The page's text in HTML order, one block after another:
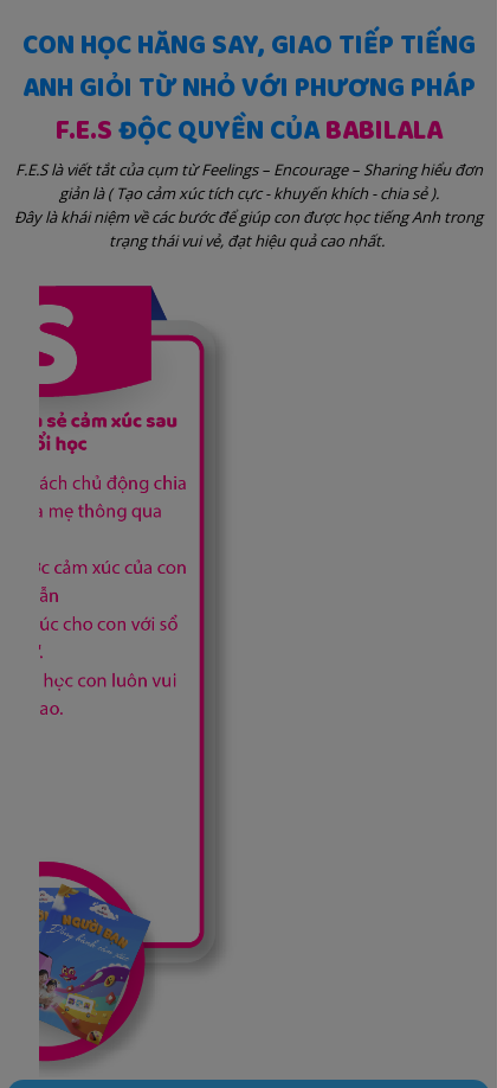
F.E.S là viết tắt của cụm từ Feelings – Encourage – Sharing hiểu đơn
giản là ( Tạo cảm xúc tích cực - khuyến khích - chia sẻ ).
Đây là khái niệm về các bước để giúp con được học tiếng Anh trong
trạng thái vui vẻ, đạt hiệu quả cao nhất.
CON HỌC HĂNG SAY, GIAO TIẾP TIẾNG
ANH GIỎI TỪ NHỎ VỚI PHƯƠNG PHÁP
F.E.SĐỘC QUYỀN CỦABABILALA